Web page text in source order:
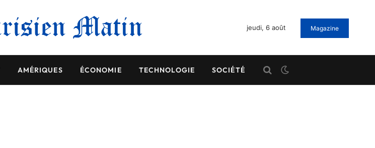
jeudi, 6 août Magazine
AMÉRIQUES ÉCONOMIE TECHNOLOGIE SOCIÉTÉ